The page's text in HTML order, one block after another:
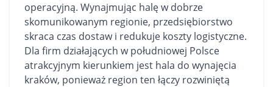
operacyjną. Wynajmując halę w dobrze
skomunikowanym regionie, przedsiębiorstwo
skraca czas dostaw i redukuje koszty logistyczne.
Dla firm działających w południowej Polsce
atrakcyjnym kierunkiem jest hala do wynajęcia
kraków, ponieważ region ten łączy rozwiniętą